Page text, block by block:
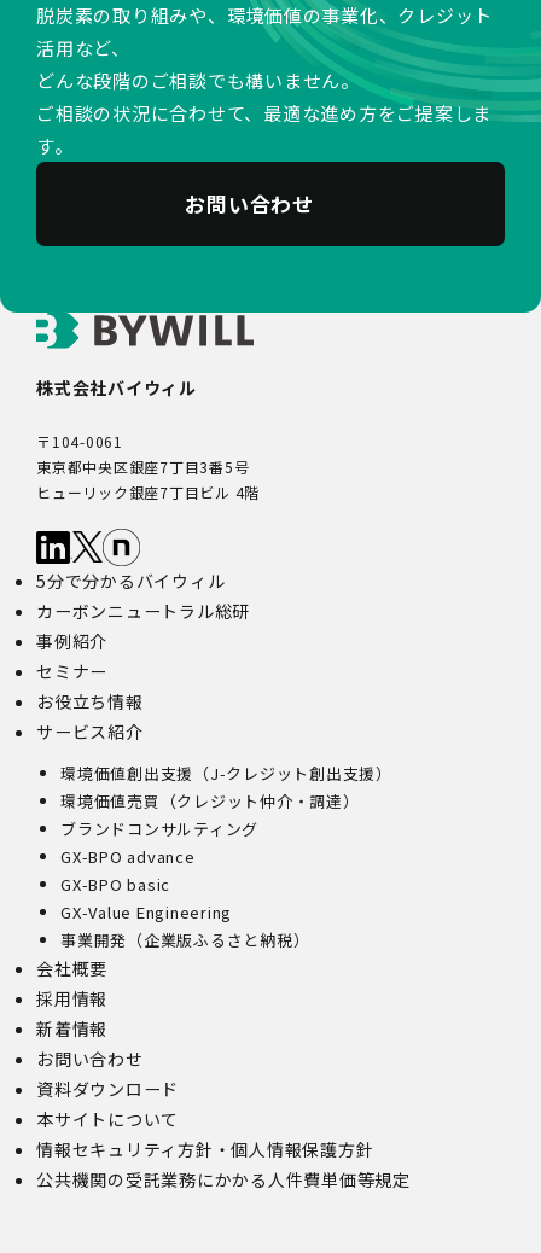
脱炭素の取り組みや、環境価値の事業化、クレジット
活用など、
どんな段階のご相談でも構いません。
ご相談の状況に合わせて、最適な進め方をご提案しま
す。
お問い合わせ
株式会社バイウィル
〒104-0061
東京都中央区銀座7丁目3番5号
ヒューリック銀座7丁目ビル 4階
5分で分かるバイウィル
カーボンニュートラル総研
事例紹介
セミナー
お役立ち情報
サービス紹介
環境価値創出支援（J-クレジット創出支援）
環境価値売買（クレジット仲介・調達）
ブランドコンサルティング
GX-BPO advance
GX-BPO basic
GX-Value Engineering
事業開発（企業版ふるさと納税）
会社概要
採用情報
新着情報
お問い合わせ
資料ダウンロード
本サイトについて
情報セキュリティ方針・個人情報保護方針
公共機関の受託業務にかかる人件費単価等規定